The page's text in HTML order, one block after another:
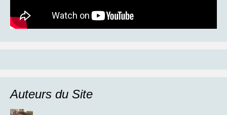
Auteurs du Site